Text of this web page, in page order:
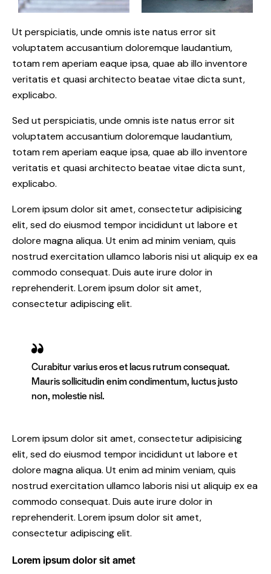
Ut perspiciatis, unde omnis iste natus error sit
voluptatem accusantium doloremque laudantium,
totam rem aperiam eaque ipsa, quae ab illo inventore
veritatis et quasi architecto beatae vitae dicta sunt,
explicabo.
Sed ut perspiciatis, unde omnis iste natus error sit
voluptatem accusantium doloremque laudantium,
totam rem aperiam eaque ipsa, quae ab illo inventore
veritatis et quasi architecto beatae vitae dicta sunt,
explicabo.
Lorem ipsum dolor sit amet, consectetur adipisicing
elit, sed do eiusmod tempor incididunt ut labore et
dolore magna aliqua. Ut enim ad minim veniam, quis
nostrud exercitation ullamco laboris nisi ut aliquip ex ea
commodo consequat. Duis aute irure dolor in
reprehenderit. Lorem ipsum dolor sit amet,
consectetur adipiscing elit.
Curabitur varius eros et lacus rutrum consequat.
Mauris sollicitudin enim condimentum, luctus justo
non, molestie nisl.
Lorem ipsum dolor sit amet, consectetur adipisicing
elit, sed do eiusmod tempor incididunt ut labore et
dolore magna aliqua. Ut enim ad minim veniam, quis
nostrud exercitation ullamco laboris nisi ut aliquip ex ea
commodo consequat. Duis aute irure dolor in
reprehenderit. Lorem ipsum dolor sit amet,
consectetur adipiscing elit.
Lorem ipsum dolor sit amet